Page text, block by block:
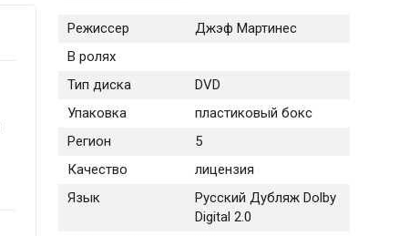
Режиссер
Джэф Мартинес
В ролях
Тип диска
DVD
Упаковка
пластиковый бокс
Регион
5
Качество
лицензия
Язык
Русский Дубляж Dolby
Digital 2.0